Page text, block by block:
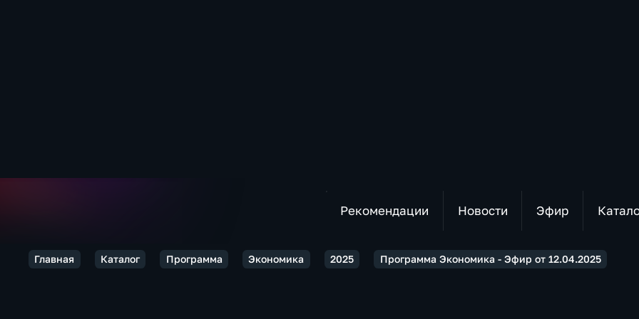
Рекомендации Новости Эфир
Главная Каталог Программа Экономика 2025 Программа Экономика - Эфир от 12.04.2025